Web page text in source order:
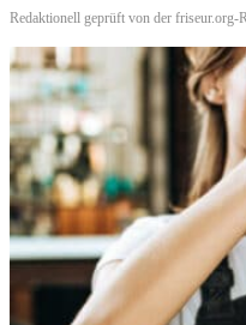
Redaktionell geprüft von der friseur.org-